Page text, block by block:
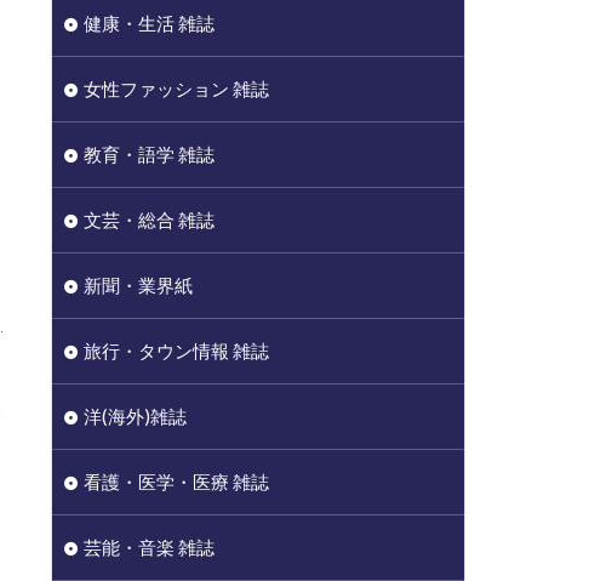
健康・生活 雑誌
女性ファッション 雑誌
教育・語学 雑誌
文芸・総合 雑誌
新聞・業界紙
旅行・タウン情報 雑誌
洋(海外)雑誌
看護・医学・医療 雑誌
芸能・音楽 雑誌